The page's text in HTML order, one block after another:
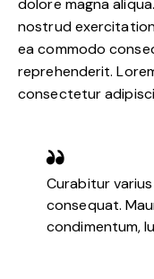
dolore magna
nostrud
ea commodo
reprehenderit.
consectetur
Curabitur
consequat.
condimentum,